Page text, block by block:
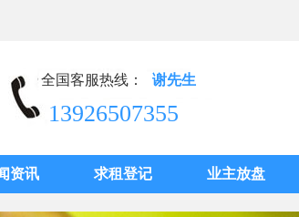
全国客服热线： 谢先生
13926507355
资讯 求租登记 业主放盘